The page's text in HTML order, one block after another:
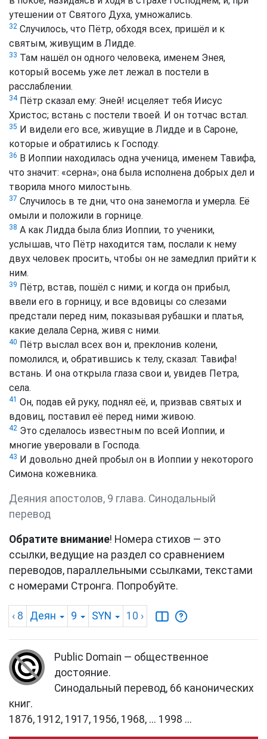
утешении от Святого Духа, умножались.
32 Случилось, что Пётр, обходя всех, пришёл и к
святым, живущим в Лидде.
33 Там нашёл он одного человека, именем Энея,
который восемь уже лет лежал в постели в
расслаблении.
34Пётр сказал ему: Эней! исцеляет тебя Иисус
Христос; встань с постели твоей. И он тотчас встал.
35 И видели его все, живущие в Лидде и в Сароне,
которые и обратились к Господу.
36 В Иоппии находилась одна ученица, именем Тавифа,
что значит: «серна»; она была исполнена добрых дел и
творила много милостынь.
37 Случилось в те дни, что она занемогла и умерла. Её
омыли и положили в горнице.
38 А как Лидда была близ Иоппии, то ученики,
услышав, что Пётр находится там, послали к нему
двух человек просить, чтобы он не замедлил прийти к
ним.
39 Пётр, встав, пошёл с ними; и когда он прибыл,
ввели его в горницу, и все вдовицы со слезами
предстали перед ним, показывая рубашки и платья,
какие делала Серна, живя с ними.
40 Пётр выслал всех вон и, преклонив колени,
помолился, и, обратившись к телу, сказал: Тавифа!
встань. И она открыла глаза свои и, увидев Петра,
села.
41 Он, подав ей руку, поднял её, и, призвав святых и
вдовиц, поставил её перед ними живою.
42 Это сделалось известным по всей Иоппии, и
многие уверовали в Господа.
43 И довольно дней пробыл он в Иоппии у некоторого
Симона кожевника.
Деяния апостолов, 9 глава. Синодальный
перевод
Обратите внимание! Номера стихов — это
ссылки, ведущие на раздел со сравнением
переводов, параллельными ссылками, текстами
с номерами Стронга. Попробуйте.
‹ 8 Деян 9 SYN 10 ›
Public Domain — общественное
достояние.
Синодальный перевод, 66 канонических
книг.
1876, 1912, 1917, 1956, 1968, ... 1998 ...